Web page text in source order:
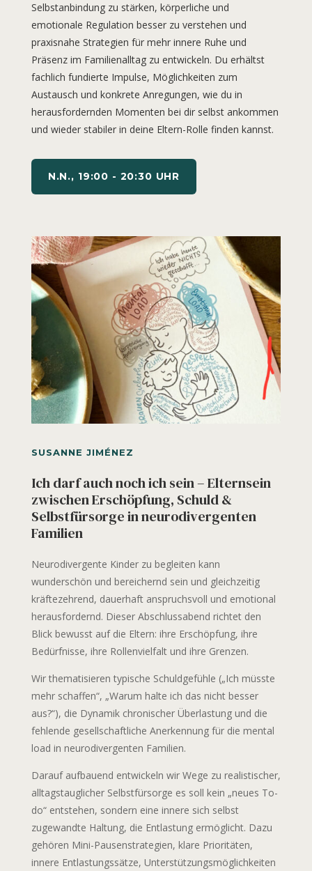
Selbstanbindung zu stärken, körperliche und
emotionale Regulation besser zu verstehen und
praxisnahe Strategien für mehr innere Ruhe und
Präsenz im Familienalltag zu entwickeln. Du erhältst
fachlich fundierte Impulse, Möglichkeiten zum
Austausch und konkrete Anregungen, wie du in
herausfordernden Momenten bei dir selbst ankommen
und wieder stabiler in deine Eltern-Rolle finden kannst.
N.N., 19:00 - 20:30 UHR
SUSANNE JIMÉNEZ
Ich darf auch noch ich sein – Elternsein
zwischen Erschöpfung, Schuld &
Selbstfürsorge in neurodivergenten
Familien
Neurodivergente Kinder zu begleiten kann
wunderschön und bereichernd sein und gleichzeitig
kräftezehrend, dauerhaft anspruchsvoll und emotional
herausfordernd. Dieser Abschlussabend richtet den
Blick bewusst auf die Eltern: ihre Erschöpfung, ihre
Bedürfnisse, ihre Rollenvielfalt und ihre Grenzen.
Wir thematisieren typische Schuldgefühle („Ich müsste
mehr schaffen“, „Warum halte ich das nicht besser
aus?“), die Dynamik chronischer Überlastung und die
fehlende gesellschaftliche Anerkennung für die mental
load in neurodivergenten Familien.
Darauf aufbauend entwickeln wir Wege zu realistischer,
alltagstauglicher Selbstfürsorge es soll kein „neues To-
do“ entstehen, sondern eine innere sich selbst
zugewandte Haltung, die Entlastung ermöglicht. Dazu
gehören Mini-Pausenstrategien, klare Prioritäten,
innere Entlastungssätze, Unterstützungsmöglichkeiten